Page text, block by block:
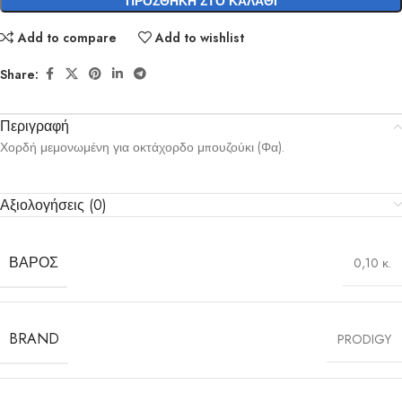
Add to compare Add to wishlist
Share:
Περιγραφή
Χορδή μεμονωμένη για οκτάχορδο μπουζούκι (Φα).
Αξιολογήσεις (0)
ΒΆΡΟΣ 0,10 κ.
BRAND PRODIGY